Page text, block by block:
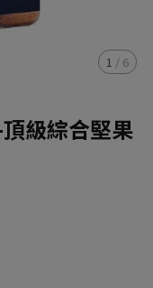
1 / 6
級綜合堅果